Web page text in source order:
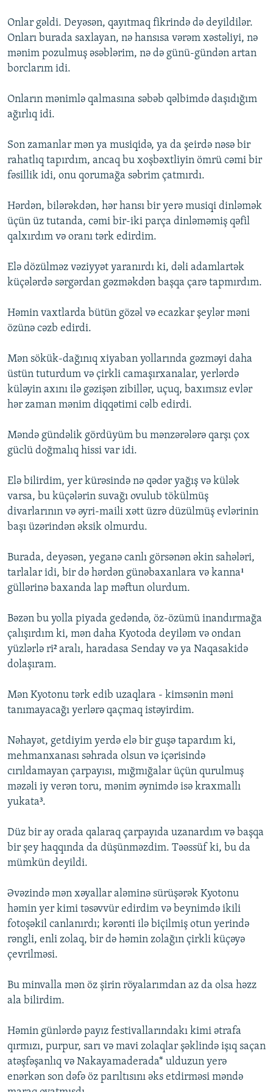
Onlar gəldi. Deyəsən, qayıtmaq fikrində də deyildilər.
Onları burada saxlayan, nə hansısa vərəm xəstəliyi, nə
mənim pozulmuş əsəblərim, nə də günü-gündən artan
borclarım idi.
Onların mənimlə qalmasına səbəb qəlbimdə daşıdığım
ağırlıq idi.
Son zamanlar mən ya musiqidə, ya da şeirdə nəsə bir
rahatlıq tapırdım, ancaq bu xoşbəxtliyin ömrü cəmi bir
fəsillik idi, onu qorumağa səbrim çatmırdı.
Hərdən, bilərəkdən, hər hansı bir yerə musiqi dinləmək
üçün üz tutanda, cəmi bir-iki parça dinləməmiş qəfil
qalxırdım və oranı tərk edirdim.
Elə dözülməz vəziyyət yaranırdı ki, dəli adamlartək
küçələrdə sərgərdan gəzməkdən başqa çarə tapmırdım.
Həmin vaxtlarda bütün gözəl və ecazkar şeylər məni
özünə cəzb edirdi.
Mən sökük-dağınıq xiyaban yollarında gəzməyi daha
üstün tuturdum və çirkli camaşırxanalar, yerlərdə
küləyin axını ilə gəzişən zibillər, uçuq, baxımsız evlər
hər zaman mənim diqqətimi cəlb edirdi.
Məndə gündəlik gördüyüm bu mənzərələrə qarşı çox
güclü doğmalıq hissi var idi.
Elə bilirdim, yer kürəsində nə qədər yağış və külək
varsa, bu küçələrin suvağı ovulub tökülmüş
divarlarının və əyri-maili xətt üzrə düzülmüş evlərinin
başı üzərindən əksik olmurdu.
Burada, deyəsən, yeganə canlı görsənən əkin sahələri,
tarlalar idi, bir də hərdən günəbaxanlara və kanna¹
güllərinə baxanda lap məftun olurdum.
Bəzən bu yolla piyada gedəndə, öz-özümü inandırmağa
çalışırdım ki, mən daha Kyotoda deyiləm və ondan
yüzlərlə ri² aralı, haradasa Senday və ya Naqasakidə
dolaşıram.
Mən Kyotonu tərk edib uzaqlara - kimsənin məni
tanımayacağı yerlərə qaçmaq istəyirdim.
Nəhayət, getdiyim yerdə elə bir guşə tapardım ki,
mehmanxanası səhrada olsun və içərisində
cırıldamayan çarpayısı, mığmığalar üçün qurulmuş
məzəli iy verən toru, mənim əynimdə isə kraxmallı
yukata³.
Düz bir ay orada qalaraq çarpayıda uzanardım və başqa
bir şey haqqında da düşünməzdim. Təəssüf ki, bu da
mümkün deyildi.
Əvəzində mən xəyallar aləminə sürüşərək Kyotonu
həmin yer kimi təsəvvür edirdim və beynimdə ikili
fotoşəkil canlanırdı; kərənti ilə biçilmiş otun yerində
rəngli, enli zolaq, bir də həmin zolağın çirkli küçəyə
çevrilməsi.
Bu minvalla mən öz şirin röyalarımdan az da olsa həzz
ala bilirdim.
Həmin günlərdə payız festivallarındakı kimi ətrafa
qırmızı, purpur, sarı və mavi zolaqlar şəklində işıq saçan
atəşfəşanlıq və Nakayamaderada* ulduzun yerə
enərkən son dəfə öz parıltısını əks etdirməsi məndə